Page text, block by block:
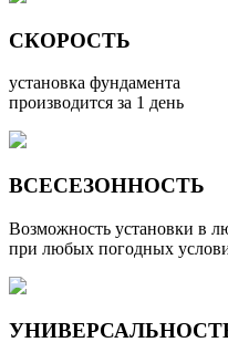
СКОРОСТЬ
установка фундамента
производится за 1 день
ВСЕСЕЗОННОСТЬ
Возможность установки в
при любых погодных